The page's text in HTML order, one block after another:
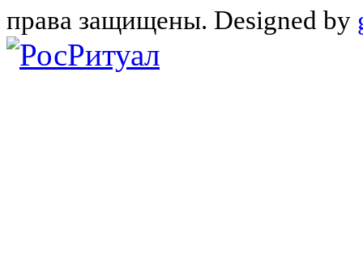
права защищены. Designed by